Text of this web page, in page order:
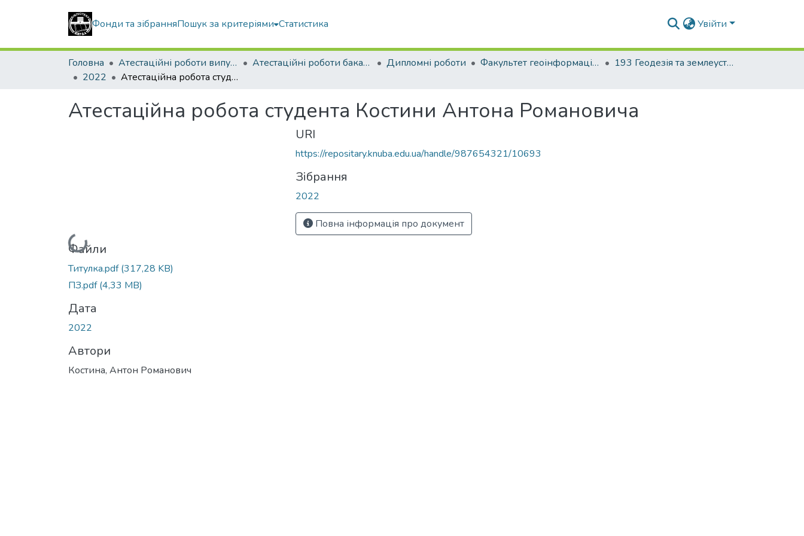
Фонди та зібранняПошук за критеріями Статистика Увійти
Головна Атестаційні роботи випускників Атестаційні роботи бакалаврів Дипломні роботи Факультет геоінформаційних систем та управління територіями
193 Геодезія та землеустрій. Геодезія
2022
Атестаційна робота студента Костини Антона Романовича
Атестаційна робота студента Костини Антона Романовича
Вантажиться...
Файли
Титулка.pdf(317,28 KB)
ПЗ.pdf(4,33 MB)
Дата
2022
Автори
Костина, Антон Романович
URI
https://repositary.knuba.edu.ua/handle/987654321/10693
Зібрання
2022
Повна інформація про документ